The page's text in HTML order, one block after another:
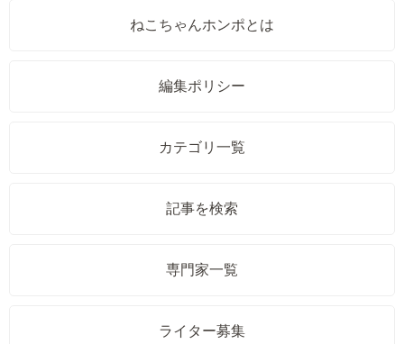
ねこちゃんホンポとは
編集ポリシー
カテゴリ一覧
記事を検索
専門家一覧
ライター募集